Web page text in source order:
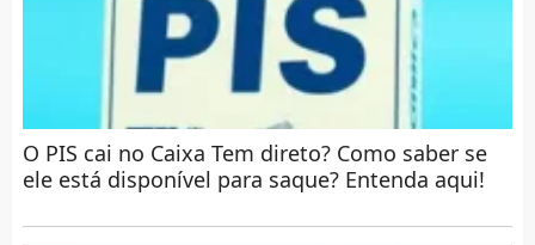
O PIS cai no Caixa Tem direto? Como saber se
ele está disponível para saque? Entenda aqui!